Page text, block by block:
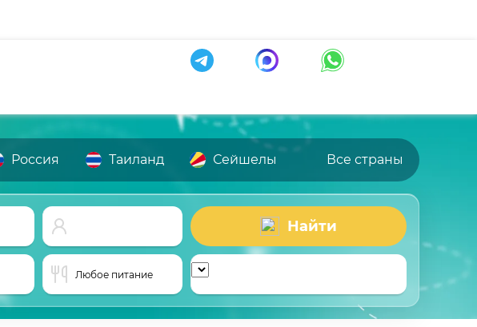
Россия Таиланд Сейшелы Все страны
Найти
Любое питание